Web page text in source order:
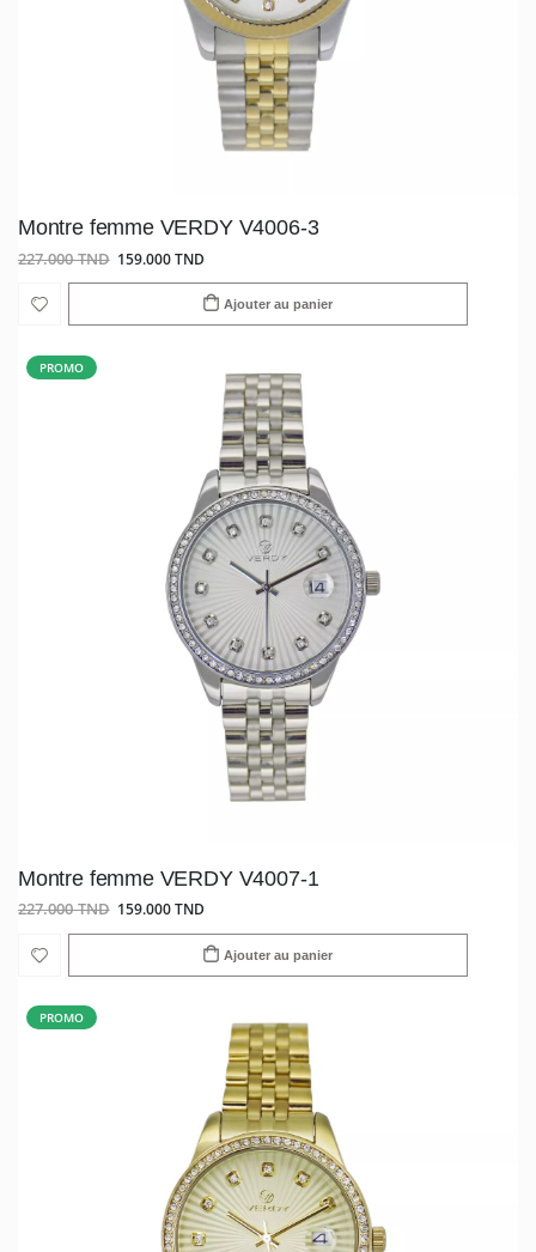
Montre femme VERDY V4006-3
227.000 TND 159.000 TND
Ajouter au panier
PROMO
Montre femme VERDY V4007-1
227.000 TND 159.000 TND
Ajouter au panier
PROMO